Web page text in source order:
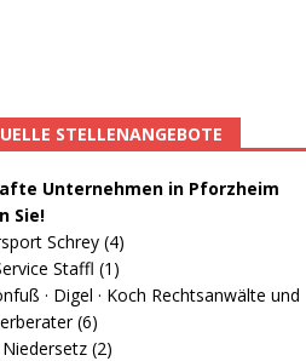
STELLENANGEBOTE
Unternehmen in Pforzheim
Sie!
Schrey (4)
Staffl (1)
· Digel · Koch Rechtsanwälte und
(6)
(2)